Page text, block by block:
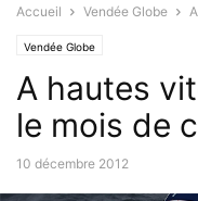
Accueil Vendée Globe
Vendée Globe
A hautes
le mois de
10 décembre 2012